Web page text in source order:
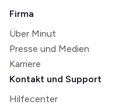
Firma
Über Minut
Presse und Medien
Karriere
Kontakt und Support
Hilfecenter